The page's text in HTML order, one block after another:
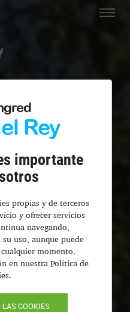
Rey
importante
propias y de terceros
y ofrecer servicios
navegando,
uso, aunque puede
momento.
en nuestra Política de
COOKIES